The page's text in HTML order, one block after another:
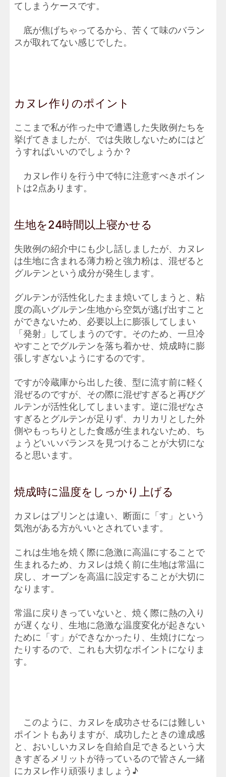
てしまうケースです。
底が焦げちゃってるから、苦くて味のバラン
スが取れてない感じでした。
カヌレ作りのポイント
ここまで私が作った中で遭遇した失敗例たちを
挙げてきましたが、では失敗しないためにはど
うすればいいのでしょうか？
カヌレ作りを行う中で特に注意すべきポイン
トは2点あります。
生地を24時間以上寝かせる
失敗例の紹介中にも少し話しましたが、カヌレ
は生地に含まれる薄力粉と強力粉は、混ぜると
グルテンという成分が発生します。
グルテンが活性化したまま焼いてしまうと、粘
度の高いグルテン生地から空気が逃げ出すこと
ができないため、必要以上に膨張してしまい
「発射」してしまうのです。そのため、一旦冷
やすことでグルテンを落ち着かせ、焼成時に膨
張しすぎないようにするのです。
ですが冷蔵庫から出した後、型に流す前に軽く
混ぜるのですが、その際に混ぜすぎると再びグ
ルテンが活性化してしまいます。逆に混ぜなさ
すぎるとグルテンが足りず、カリカリとした外
側やもっちりとした食感が生まれないため、ち
ょうどいいバランスを見つけることが大切にな
ると思います。
焼成時に温度をしっかり上げる
カヌレはプリンとは違い、断面に「す」という
気泡がある方がいいとされています。
これは生地を焼く際に急激に高温にすることで
生まれるため、カヌレは焼く前に生地は常温に
戻し、オーブンを高温に設定することが大切に
なります。
常温に戻りきっていないと、焼く際に熱の入り
が遅くなり、生地に急激な温度変化が起きない
ために「す」ができなかったり、生焼けになっ
たりするので、これも大切なポイントになりま
す。
このように、カヌレを成功させるには難しい
ポイントもありますが、成功したときの達成感
と、おいしいカヌレを自給自足できるという大
きすぎるメリットが待っているので皆さん一緒
にカヌレ作り頑張りましょう♪